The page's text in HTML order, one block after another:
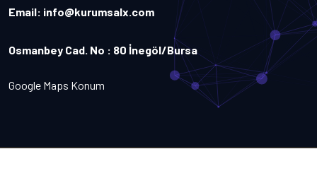
Email: info@kurumsalx.com
Osmanbey Cad. No : 80 İnegöl/Bursa
Google Maps Konum